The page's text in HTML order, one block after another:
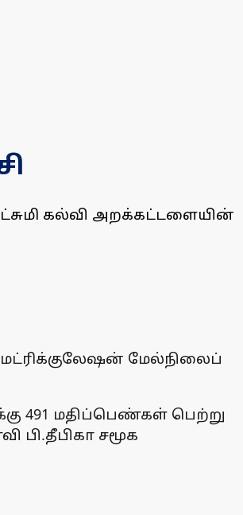
கல்வி அறக்கட்டளையின்
மேல்நிலைப்
491 மதிப்பெண்கள் பெற்று
பி.தீபிகா சமூக